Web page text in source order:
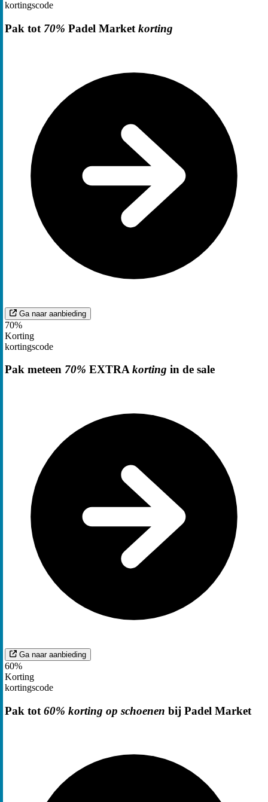
kortingscode
Pak tot 70% Padel Market korting
Ga naar aanbieding
70%
Korting
kortingscode
Pak meteen 70% EXTRAkorting in de sale
Ga naar aanbieding
60%
Korting
kortingscode
Pak tot 60% korting op schoenen bij Padel Market